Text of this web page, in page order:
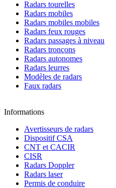
Radars tourelles
Radars mobiles
Radars mobiles mobiles
Radars feux rouges
Radars passages à niveau
Radars tronçons
Radars autonomes
Radars leurres
Modèles de radars
Faux radars
Informations
Avertisseurs de radars
Dispositif CSA
CNT et CACIR
CISR
Radars Doppler
Radars laser
Permis de conduire